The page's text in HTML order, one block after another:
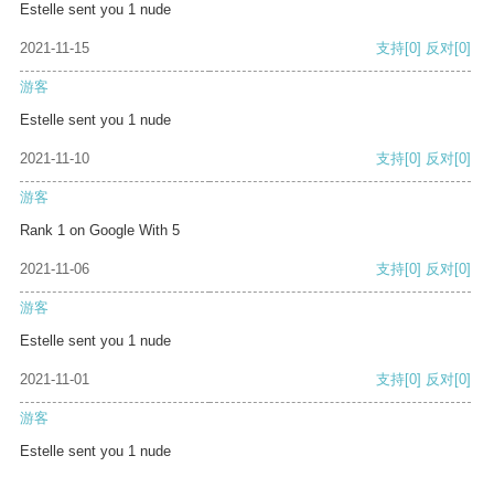
Estelle sent you 1 nude
2021-11-15 支持[0] 反对[0]
游客
Estelle sent you 1 nude
2021-11-10 支持[0] 反对[0]
游客
Rank 1 on Google With 5
2021-11-06 支持[0] 反对[0]
游客
Estelle sent you 1 nude
2021-11-01 支持[0] 反对[0]
游客
Estelle sent you 1 nude